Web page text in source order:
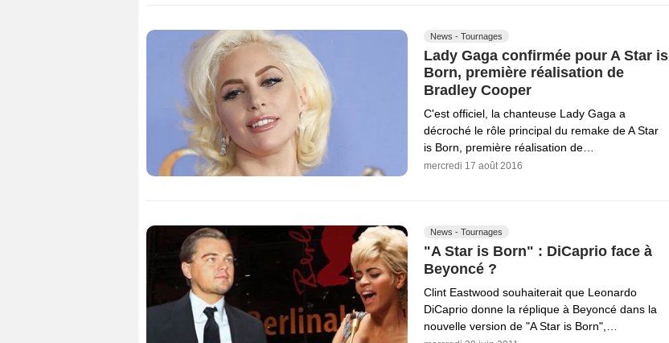
News - Tournages
Lady Gaga confirmée pour A Star is
Born, première réalisation de
Bradley Cooper
C'est officiel, la chanteuse Lady Gaga a
décroché le rôle principal du remake de A Star
is Born, première réalisation de…
mercredi 17 août 2016
News - Tournages
"A Star is Born" : DiCaprio face à
Beyoncé ?
Clint Eastwood souhaiterait que Leonardo
DiCaprio donne la réplique à Beyoncé dans la
nouvelle version de "A Star is Born",…